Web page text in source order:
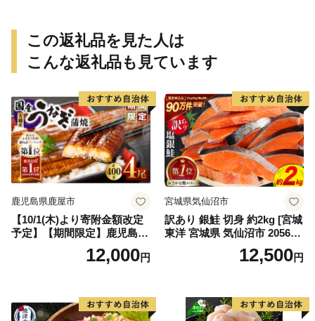
この返礼品を見た人は
こんな返礼品も見ています
鹿児島県鹿屋市
【10/1(木)より寄附金額改定
予定】【期間限定】鹿児島県
大隅産うなぎ蒲焼4尾（400
g） KN007-02312,000円
宮城県気仙沼市
訳あり 銀鮭 切身 約2kg [宮城
東洋 宮城県 気仙沼市 205649
91] 鮭 魚介類 海鮮 訳アリ 規
格外 不揃い さけ サケ 鮭切身
切り身 魚 わけあり
12,500円